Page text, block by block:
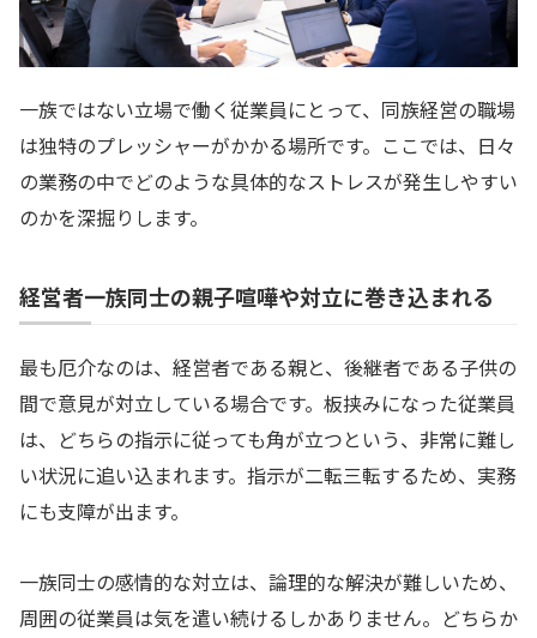
一族ではない立場で働く従業員にとって、同族経営の職場
は独特のプレッシャーがかかる場所です。ここでは、日々
の業務の中でどのような具体的なストレスが発生しやすい
のかを深掘りします。
経営者一族同士の親子喧嘩や対立に巻き込まれる
最も厄介なのは、経営者である親と、後継者である子供の
間で意見が対立している場合です。板挟みになった従業員
は、どちらの指示に従っても角が立つという、非常に難し
い状況に追い込まれます。指示が二転三転するため、実務
にも支障が出ます。
一族同士の感情的な対立は、論理的な解決が難しいため、
周囲の従業員は気を遣い続けるしかありません。どちらか